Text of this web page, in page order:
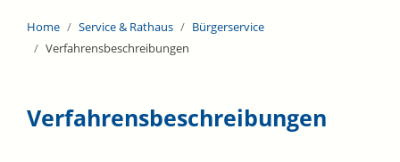
Home Service & Rathaus
Bürgerservice
Verfahrensbeschreibungen
Verfahrensbeschreibungen